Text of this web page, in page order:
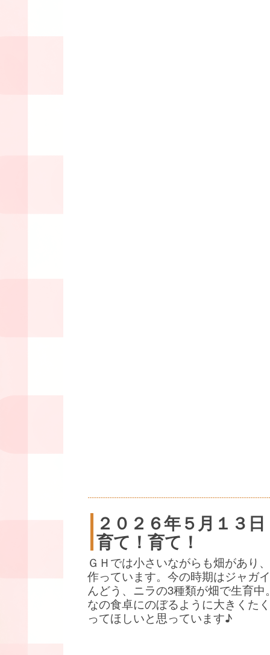
２０２６年５月１３日
育て！育て！
ＧＨでは小さいながらも畑があり
作っています。今の時期はジャガ
んどう、ニラの3種類が畑で生育中
なの食卓にのぼるように大きくた
ってほしいと思っています♪